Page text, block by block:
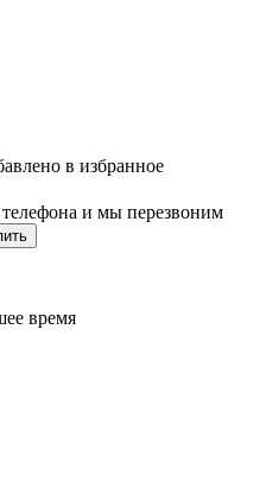
в избранное
и мы перезвоним
время